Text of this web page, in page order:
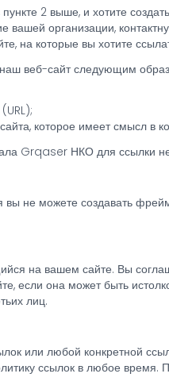
2 выше, и хотите
организации,
на которые вы хотите
наш веб-сайт следующим
которое имеет смысл в
Grqaser НКО для ссылки
вы не можете создавать
на вашем сайте. Вы
если она может быть
лиц.
или любой конкретной
ссылок в любое